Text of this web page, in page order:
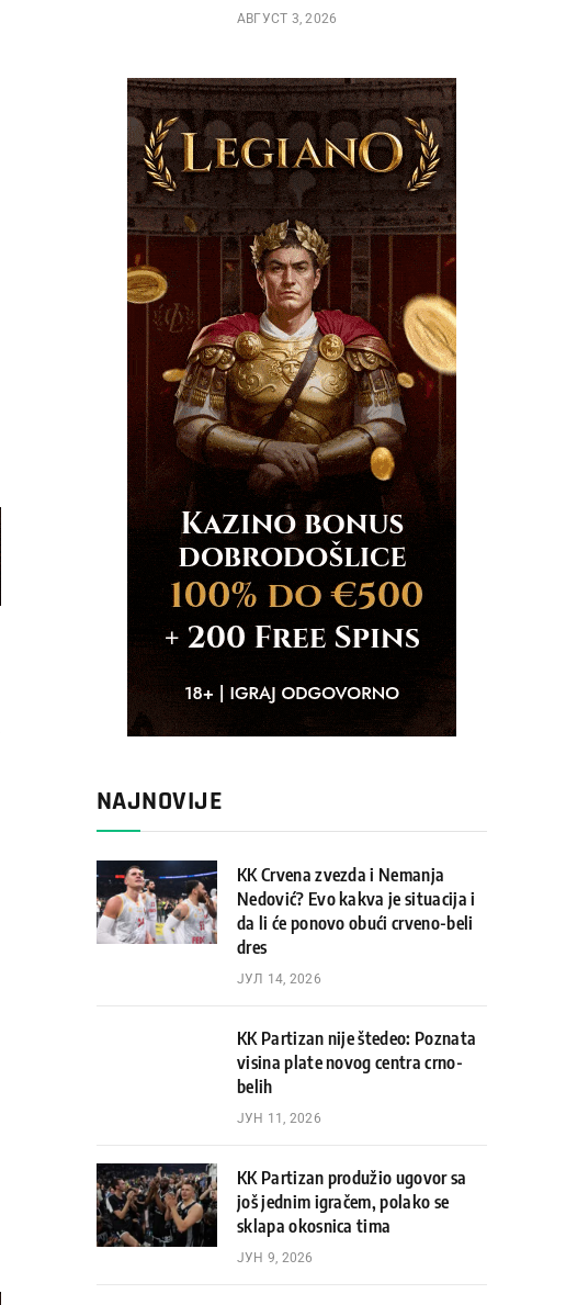
АВГУСТ 3, 2026
NAJNOVIJE
KK Crvena zvezda i Nemanja
Nedović? Evo kakva je situacija i
da li će ponovo obući crveno-beli
dres
ЈУЛ 14, 2026
KK Partizan nije štedeo: Poznata
visina plate novog centra crno-
belih
ЈУН 11, 2026
KK Partizan produžio ugovor sa
još jednim igračem, polako se
sklapa okosnica tima
ЈУН 9, 2026